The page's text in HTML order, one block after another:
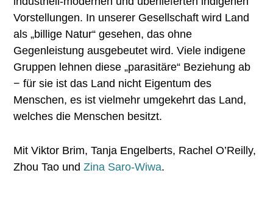
Vorstellungen. In unserer Gesellschaft wird Land
als „billige Natur“ gesehen, das ohne
Gegenleistung ausgebeutet wird. Viele indigene
Gruppen lehnen diese „parasitäre“ Beziehung ab
− für sie ist das Land nicht Eigentum des
Menschen, es ist vielmehr umgekehrt das Land,
welches die Menschen besitzt.
Mit Viktor Brim, Tanja Engelberts, Rachel O’Reilly,
Zhou Tao undZina Saro-Wiwa.